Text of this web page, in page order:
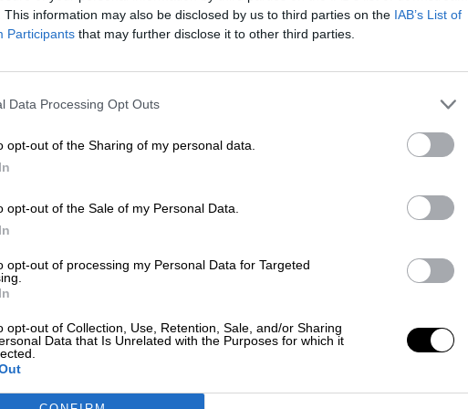
This information may also be disclosed by us to third parties on the IAB’s List of
Participants that may further disclose it to other third parties.
Data Processing Opt Outs
opt-out of the Sharing of my personal data.
opt-out of the Sale of my Personal Data.
opt-out of processing my Personal Data for Targeted
opt-out of Collection, Use, Retention, Sale, and/or Sharing
Data that Is Unrelated with the Purposes for which it
Por
Más artículos de este autor
miércoles, 5 de enero de 2022
la
recta final
última fase de la vacuna previa a su comercialización
PorSandra Muñiz